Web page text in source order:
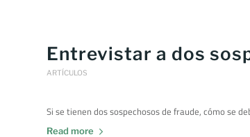
Entrevistar a dos
ARTÍCULOS
Si se tienen dos sospechosos de fraude, cómo se
Read more